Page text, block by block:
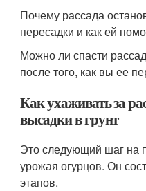
Почему рассада
пересадки и как ей
Можно ли спасти
после того, как вы ее
Как ухаживать за
высадки в грунт
Это следующий шаг на
урожая огурцов. Он
этапов.